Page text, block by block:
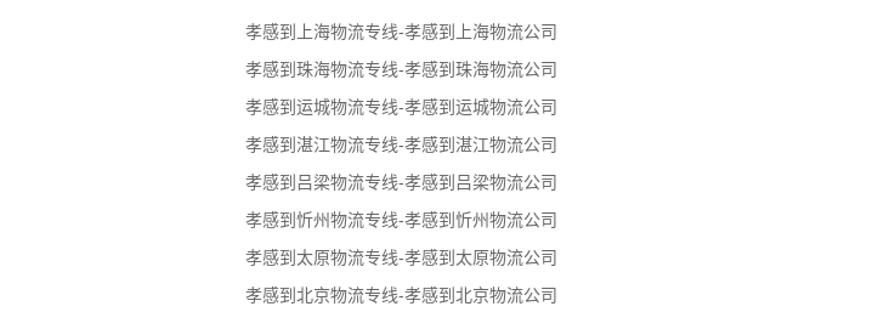
孝感到上海物流专线-孝感到上海物流公司
孝感到珠海物流专线-孝感到珠海物流公司
孝感到运城物流专线-孝感到运城物流公司
孝感到湛江物流专线-孝感到湛江物流公司
孝感到吕梁物流专线-孝感到吕梁物流公司
孝感到忻州物流专线-孝感到忻州物流公司
孝感到太原物流专线-孝感到太原物流公司
孝感到北京物流专线-孝感到北京物流公司